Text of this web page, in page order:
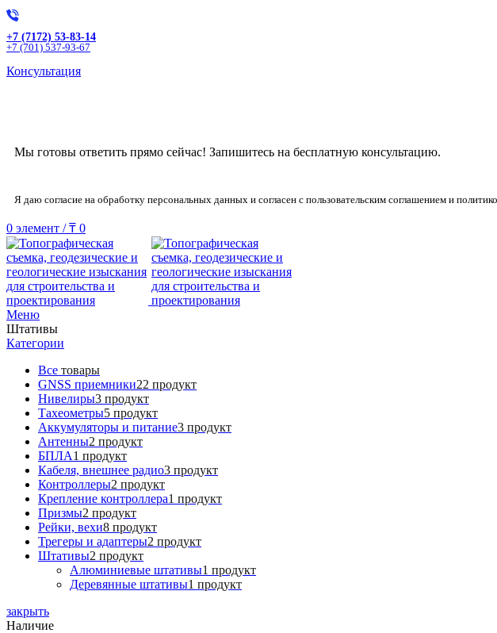
+7 (7172) 53-83-14
+7 (701) 537-93-67
Консультация
Мы готовы ответить прямо сейчас! Запишитесь на бесплатную консультацию.
Я даю согласие на обработку персональных данных и согласен с пользовательским соглашением и
0 элемент / ₸ 0
Меню
Штативы
Категории
Все товары
GNSS приемники22 продукт
Нивелиры3 продукт
Тахеометры5 продукт
Аккумуляторы и питание3 продукт
Антенны2 продукт
БПЛА1 продукт
Кабеля, внешнее радио3 продукт
Контроллеры2 продукт
Крепление контроллера1 продукт
Призмы2 продукт
Рейки, вехи8 продукт
Трегеры и адаптеры2 продукт
Штативы2 продукт
Алюминиевые штативы1 продукт
Деревянные штативы1 продукт
закрыть
Наличие